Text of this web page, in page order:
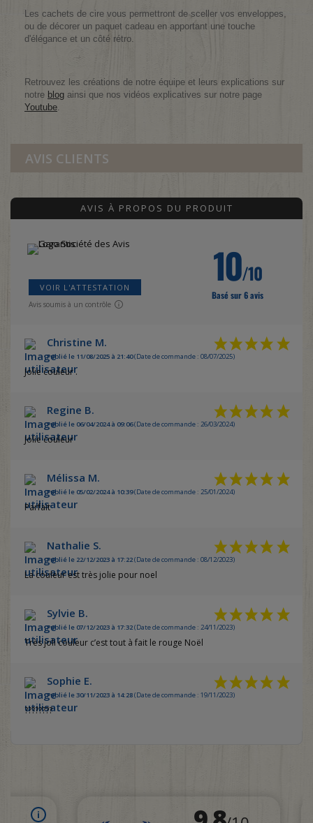
Les cachets de cire vous permettront de sceller vos enveloppes,
ou de décorer un paquet cadeau en apportant une touche
d'élégance et un côté rétro.
Retrouvez les créations de notre équipe et leurs explications sur
notre blog ainsi que nos vidéos explicatives sur notre page
Youtube.
AVIS CLIENTS
AVIS À PROPOS DU PRODUIT
VOIR L'ATTESTATION
Avis soumis à un contrôle
10/10
Basé sur 6 avis
Christine M.
Publié le 11/08/2025 à 21:40(Date de commande : 08/07/2025)
Jolie couleur .
Regine B.
Publié le 06/04/2024 à 09:06(Date de commande : 26/03/2024)
Jolie couleur
Mélissa M.
Publié le 05/02/2024 à 10:39(Date de commande : 25/01/2024)
Parfait
Nathalie S.
Publié le 22/12/2023 à 17:22(Date de commande : 08/12/2023)
La couleur est très jolie pour noel
Sylvie B.
Publié le 07/12/2023 à 17:32(Date de commande : 24/11/2023)
Très joli couleur c’est tout à fait le rouge Noël
Sophie E.
Publié le 30/11/2023 à 14:28(Date de commande : 19/11/2023)
????????